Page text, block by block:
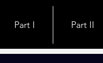
Research News
Part I Part II